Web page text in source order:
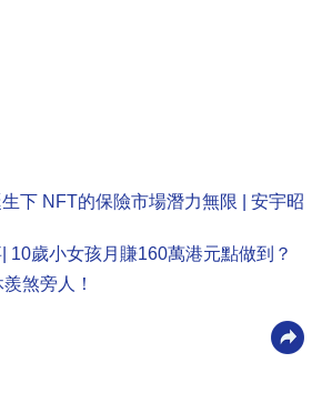
下 NFT的保險市場潛力無限 | 安宇昭
10歲小女孩月賺160萬港元點做到？
煞旁人！